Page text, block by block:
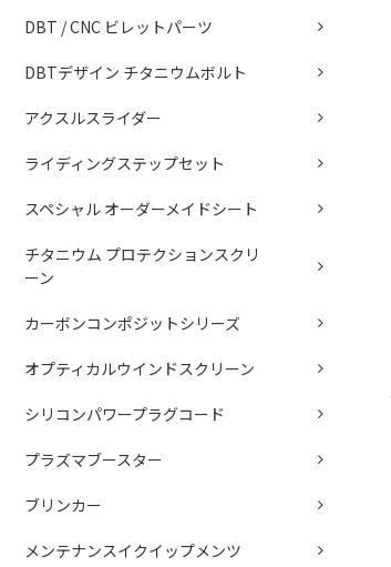
DBT / CNC ビレットパーツ
DBTデザイン チタニウムボルト
アクスルスライダー
ライディングステップセット
スペシャル オーダーメイドシート
チタニウム プロテクションスクリ
ーン
カーボンコンポジットシリーズ
オプティカルウインドスクリーン
シリコンパワープラグコード
プラズマブースター
ブリンカー
メンテナンスイクイップメンツ